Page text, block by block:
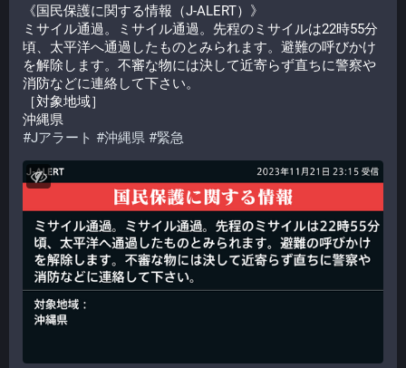
《国民保護に関する情報（J-ALERT）》
ミサイル通過。ミサイル通過。先程のミサイルは22時55分
頃、太平洋へ通過したものとみられます。避難の呼びかけ
を解除します。不審な物には決して近寄らず直ちに警察や
消防などに連絡して下さい。
［対象地域］
沖縄県
#Jアラート #沖縄県 #緊急